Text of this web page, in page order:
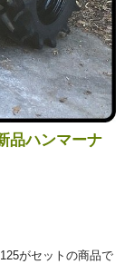
ハンマーナ
がセットの商品で